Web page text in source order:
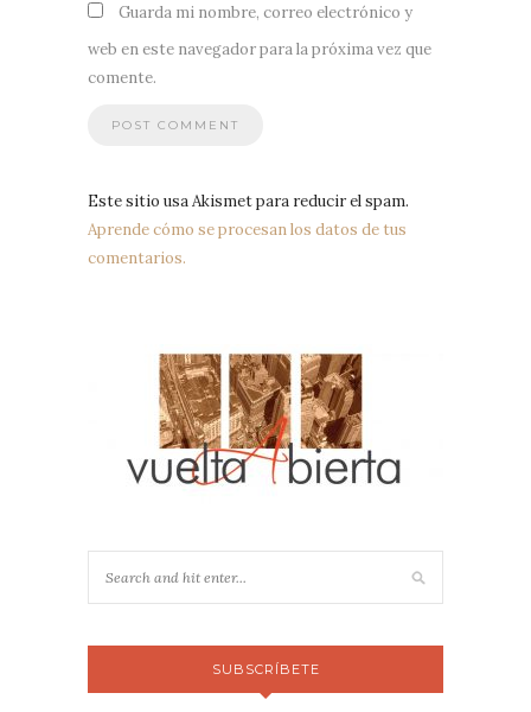
Guarda mi nombre, correo electrónico y
web en este navegador para la próxima vez que
comente.
Este sitio usa Akismet para reducir el spam.
Aprende cómo se procesan los datos de tus
comentarios.
SUBSCRÍBETE